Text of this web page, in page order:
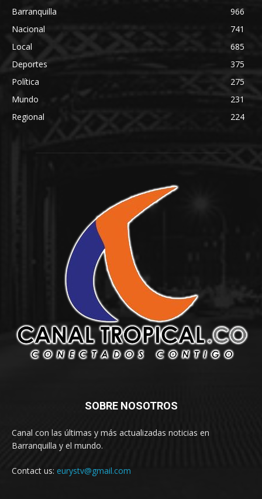
Barranquilla
966
Nacional
741
Local
685
Deportes
375
Política
275
Mundo
231
Regional
224
SOBRE NOSOTROS
Canal con las últimas y más actualizadas noticias en
Barranquilla y el mundo.
Contact us: eurystv@gmail.com